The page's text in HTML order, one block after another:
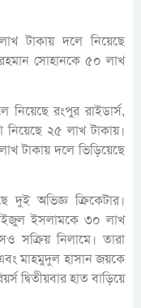
টাকায় দলে নিয়েছে
রহমান সোহানকে ৫০ লাখ
রংপুর রাইডার্স,
২৫ লাখ টাকায়।
টাকায় দলে ভিড়িয়েছে
দুই অভিজ্ঞ ক্রিকেটার।
ইসলামকে ৩০ লাখ
সক্রিয় নিলামে। তারা
মাহমুদুল হাসান জয়কে
দ্বিতীয়বার হাত বাড়িয়ে